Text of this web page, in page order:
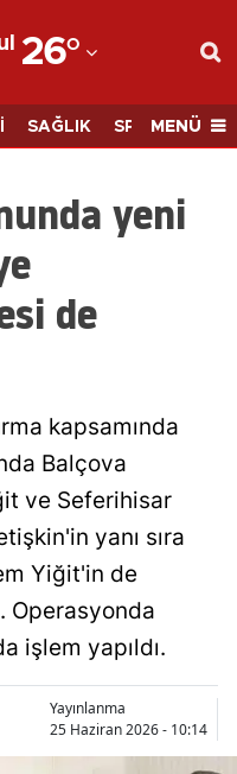
26°
SAĞLIK SPORMENÜ
yeni
de
kapsamında
Balçova
ve Seferihisar
yanı sıra
Yiğit'in de
Operasyonda
işlem yapıldı.
Yayınlanma
25 Haziran 2026 - 10:14